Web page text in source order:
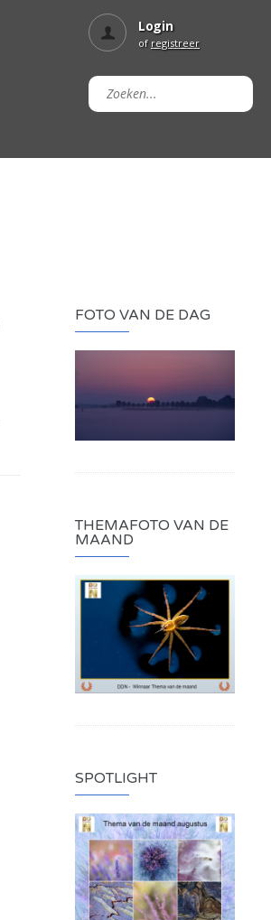
Login
of registreer
FOTO VAN DE DAG
THEMAFOTO VAN DE
MAAND
SPOTLIGHT